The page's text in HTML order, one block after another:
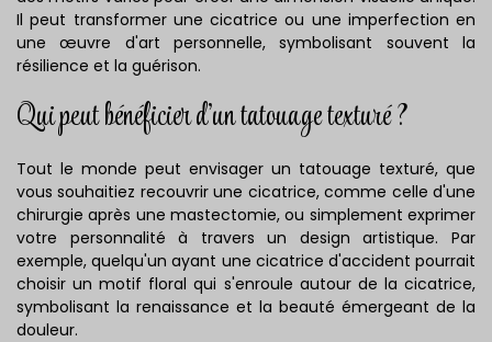
Il peut transformer une cicatrice ou une imperfection en
une œuvre d'art personnelle, symbolisant souvent la
résilience et la guérison.
Qui peut bénéficier d'un tatouage texturé ?
Tout le monde peut envisager un tatouage texturé, que
vous souhaitiez recouvrir une cicatrice, comme celle d'une
chirurgie après une mastectomie, ou simplement exprimer
votre personnalité à travers un design artistique. Par
exemple, quelqu'un ayant une cicatrice d'accident pourrait
choisir un motif floral qui s'enroule autour de la cicatrice,
symbolisant la renaissance et la beauté émergeant de la
douleur.